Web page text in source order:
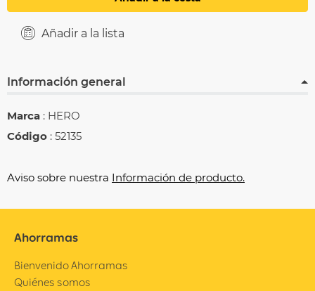
Añadir a la lista
Información general
Marca : HERO
Código : 52135
Aviso sobre nuestra Información de producto.
Ahorramas
Bienvenido Ahorramas
Quiénes somos